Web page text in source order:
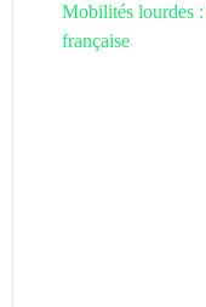
Mobilités lourdes
française